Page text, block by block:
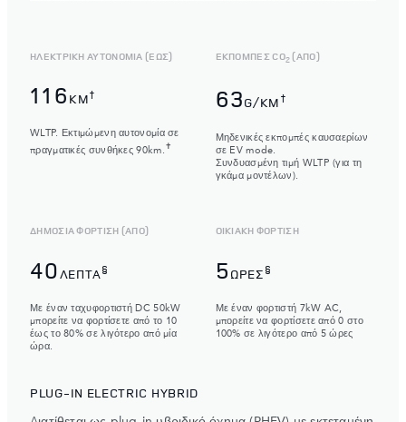
ΗΛΕΚΤΡΙΚΗ ΑΥΤΟΝΟΜΙΑ (ΕΩΣ)
116 KM†
WLTP. Εκτιμώμενη αυτονομία σε
πραγματικές συνθήκες 90km. ✝
ΕΚΠΟΜΠΕΣ CO2(ΑΠΌ)
63G/KM †
Μηδενικές εκπομπές καυσαερίων
σε EV mode.
Συνδυασμένη τιμή WLTP (για τη
γκάμα μοντέλων).
ΔΗΜΟΣΙΑ ΦΟΡΤΙΣΗ (ΑΠΟ)
40ΛΕΠΤΑ §
Με έναν ταχυφορτιστή DC 50kW
μπορείτε να φορτίσετε από το 10
έως το 80% σε λιγότερο από μία
ώρα.
ΟΙΚΙΑΚΗ ΦΟΡΤΙΣΗ
5 ΏΡΕΣ §
Με έναν φορτιστή 7kW AC,
μπορείτε να φορτίσετε από 0 στο
100% σε λιγότερο από 5 ώρες
PLUG-IN ELECTRIC HYBRID